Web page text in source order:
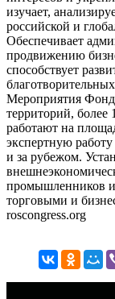
изучает,
российской и
Обеспечивает
продвижению
способствует
Мероприятия
территорий,
работают на
экспертную
и за рубежом.
промышленников
торговыми и
roscongress.org